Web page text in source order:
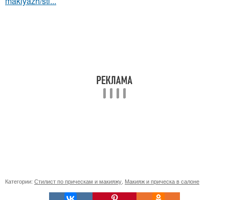
Категории: Стилист по прическам и макияжу Макияж и прическа в салоне